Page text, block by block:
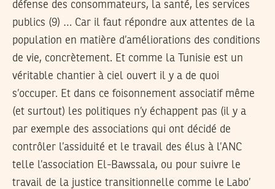
défense des consommateurs, la santé, les services
publics (9) … Car il faut répondre aux attentes de la
population en matière d’améliorations des conditions
de vie, concrètement. Et comme la Tunisie est un
véritable chantier à ciel ouvert il y a de quoi
s’occuper. Et dans ce foisonnement associatif même
(et surtout) les politiques n’y échappent pas (il y a
par exemple des associations qui ont décidé de
contrôler l’assiduité et le travail des élus à l’ANC
telle l’association El-Bawssala, ou pour suivre le
travail de la justice transitionnelle comme le Labo’